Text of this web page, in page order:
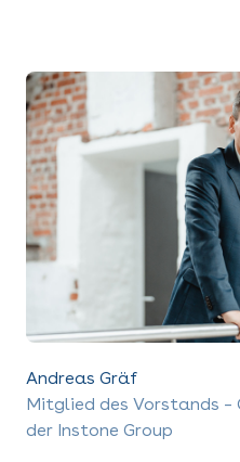
Andreas Gräf
Mitglied des Vorstands
der Instone Group